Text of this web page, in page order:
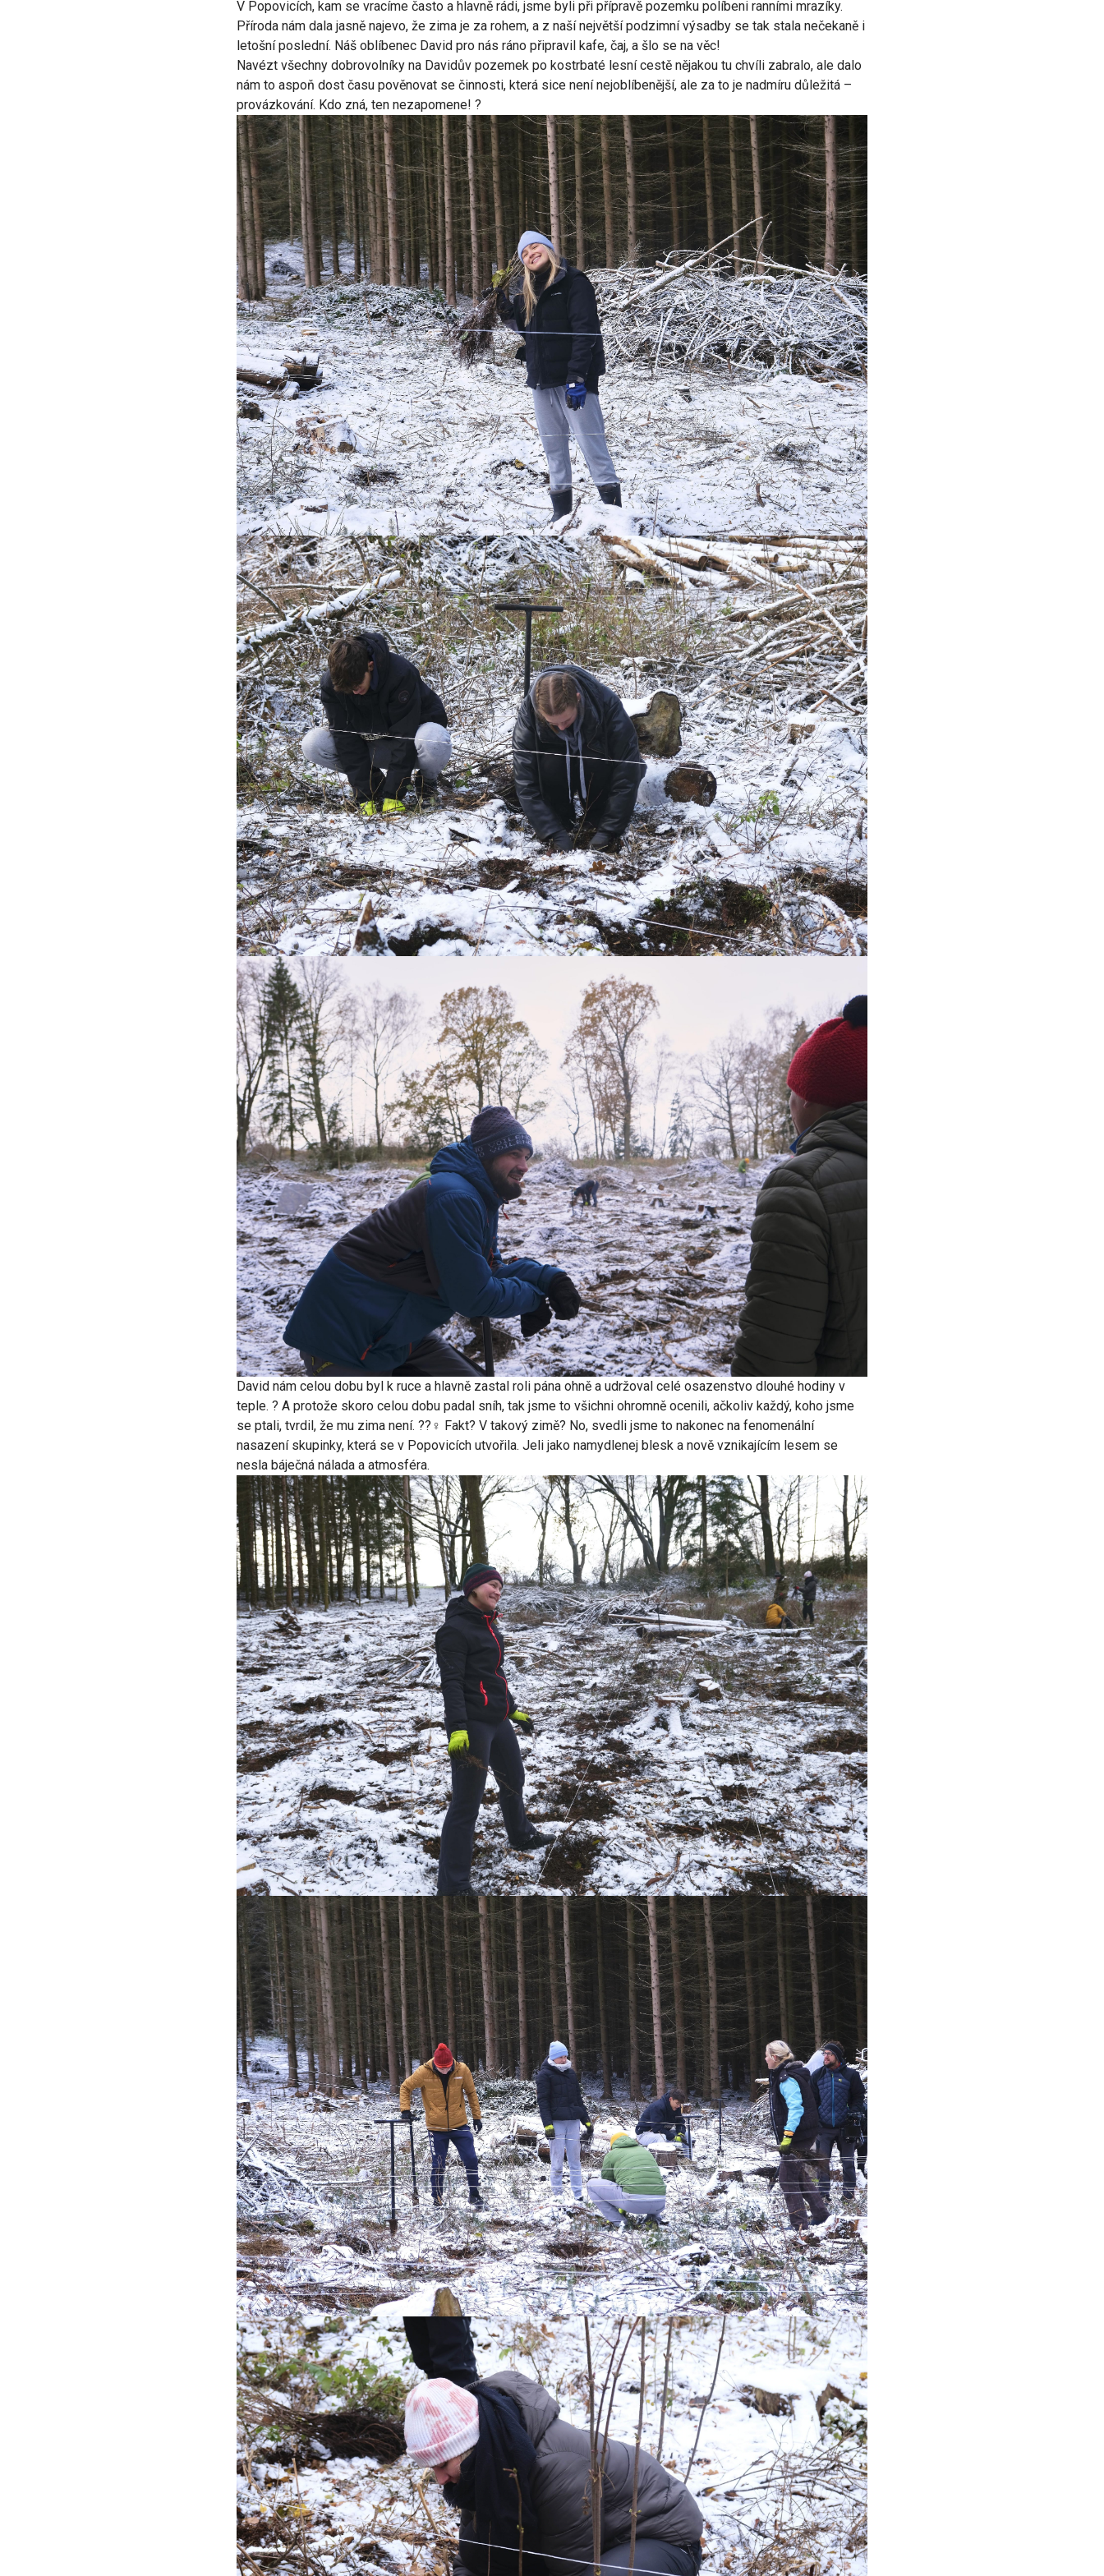
V Popovicích, kam se vracíme často a hlavně rádi, jsme byli při přípravě pozemku políbeni ranními mrazíky.
Příroda nám dala jasně najevo, že zima je za rohem, a z naší největší podzimní výsadby se tak stala nečekaně i
letošní poslední. Náš oblíbenec David pro nás ráno připravil kafe, čaj, a šlo se na věc!
Navézt všechny dobrovolníky na Davidův pozemek po kostrbaté lesní cestě nějakou tu chvíli zabralo, ale dalo
nám to aspoň dost času pověnovat se činnosti, která sice není nejoblíbenější, ale za to je nadmíru důležitá –
provázkování. Kdo zná, ten nezapomene! ?
David nám celou dobu byl k ruce a hlavně zastal roli pána ohně a udržoval celé osazenstvo dlouhé hodiny v
teple. ? A protože skoro celou dobu padal sníh, tak jsme to všichni ohromně ocenili, ačkoliv každý, koho jsme
se ptali, tvrdil, že mu zima není. ??‍♀️ Fakt? V takový zimě? No, svedli jsme to nakonec na fenomenální
nasazení skupinky, která se v Popovicích utvořila. Jeli jako namydlenej blesk a nově vznikajícím lesem se
nesla báječná nálada a atmosféra.